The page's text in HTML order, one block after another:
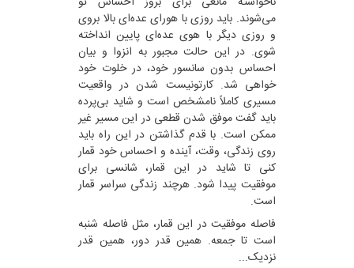
می‌شوند. باید روزی با هورای عده‌ای بالا بروی
و روزی دیگر با هوی عده‌ای پایین انداخته
شوی. در این حالت مجبور به انزوا و بیان
احساس بدون سانسور خود، در خلوت خود
خواهی شد. کارتونیست شدن در واقعیت
مسیری کاملاً نامشخص است و شاید بی‌پرده
باید گفت موفق شدن قطعی در این مسیر غیر
ممکن است. با قدم گذاشتن در این راه باید
روی زندگی، وقت، آینده و احساس خود قمار
کنی تا شاید در این قمار، شانسی برای
موفقیت پیدا شود. هرچند زندگی سراسر قمار
است.
فاصله موفقیت در این قمار، مثل فاصله شنبه
است تا جمعه. همین قدر دور، همین قدر
نزدیک...